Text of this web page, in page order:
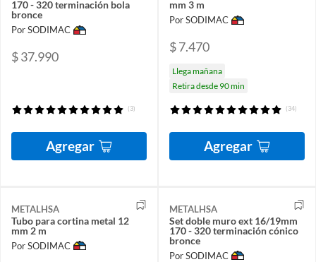
170 - 320 terminación bola
bronce
Por SODIMAC
$ 37.990
(3)
Agregar
mm 3 m
Por SODIMAC
$ 7.470
Llega mañana
Retira desde 90 min
(34)
Agregar
METALHSA
Tubo para cortina metal 12
mm 2 m
Por SODIMAC
METALHSA
Set doble muro ext 16/19mm
170 - 320 terminación cónico
bronce
Por SODIMAC